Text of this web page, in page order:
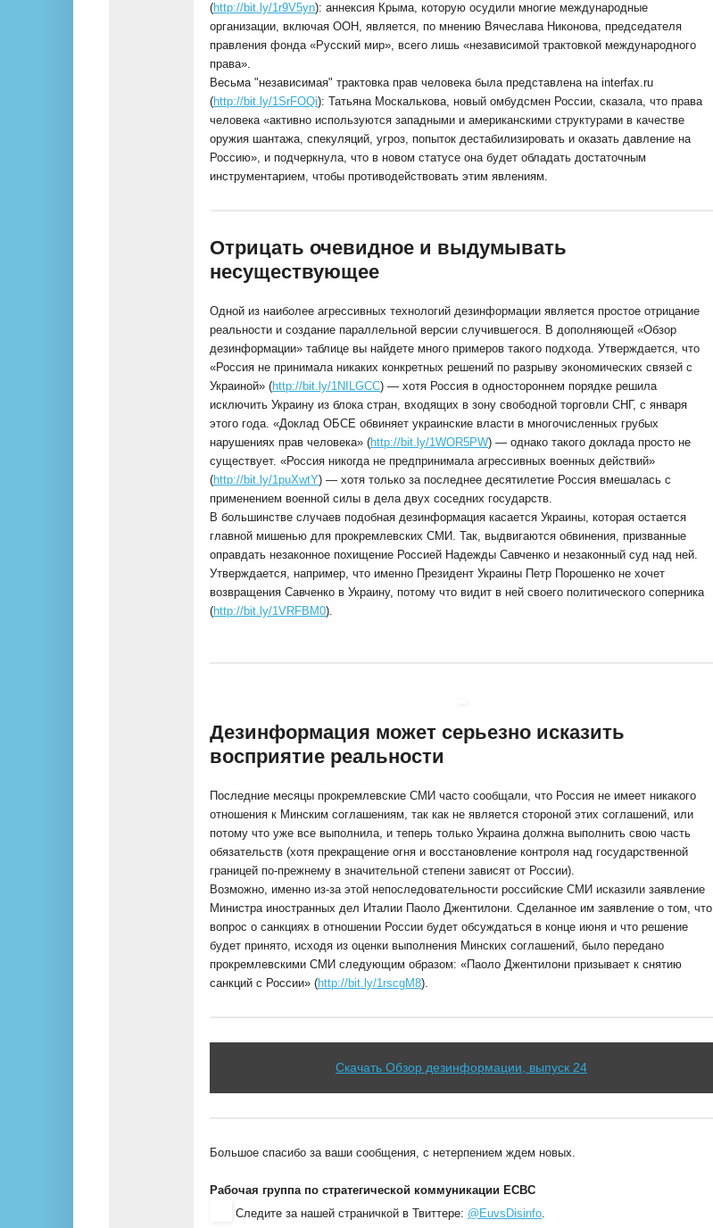
(http://bit.ly/1r9V5yn): аннексия Крыма, которую осудили многие международные
организации, включая ООН, является, по мнению Вячеслава Никонова, председателя
правления фонда «Русский мир», всего лишь «независимой трактовкой международного
права».
Весьма "независимая" трактовка прав человека была представлена на interfax.ru
(http://bit.ly/1SrFOQi): Татьяна Москалькова, новый омбудсмен России, сказала, что права
человека «активно используются западными и американскими структурами в качестве
оружия шантажа, спекуляций, угроз, попыток дестабилизировать и оказать давление на
Россию», и подчеркнула, что в новом статусе она будет обладать достаточным
инструментарием, чтобы противодействовать этим явлениям.
Отрицать очевидное и выдумывать
несуществующее
Одной из наиболее агрессивных технологий дезинформации является простое отрицание
реальности и создание параллельной версии случившегося. В дополняющей «Обзор
дезинформации» таблице вы найдете много примеров такого подхода. Утверждается, что
«Россия не принимала никаких конкретных решений по разрыву экономических связей с
Украиной» (http://bit.ly/1NILGCC) — хотя Россия в одностороннем порядке решила
исключить Украину из блока стран, входящих в зону свободной торговли СНГ, с января
этого года. «Доклад ОБСЕ обвиняет украинские власти в многочисленных грубых
нарушениях прав человека» (http://bit.ly/1WOR5PW) — однако такого доклада просто не
существует. «Россия никогда не предпринимала агрессивных военных действий»
(http://bit.ly/1puXwtY) — хотя только за последнее десятилетие Россия вмешалась с
применением военной силы в дела двух соседних государств.
В большинстве случаев подобная дезинформация касается Украины, которая остается
главной мишенью для прокремлевских СМИ. Так, выдвигаются обвинения, призванные
оправдать незаконное похищение Россией Надежды Савченко и незаконный суд над ней.
Утверждается, например, что именно Президент Украины Петр Порошенко не хочет
возвращения Савченко в Украину, потому что видит в ней своего политического соперника
(http://bit.ly/1VRFBM0).
Дезинформация может серьезно исказить
восприятие реальности
Последние месяцы прокремлевские СМИ часто сообщали, что Россия не имеет никакого
отношения к Минским соглашениям, так как не является стороной этих соглашений, или
потому что уже все выполнила, и теперь только Украина должна выполнить свою часть
обязательств (хотя прекращение огня и восстановление контроля над государственной
границей по-прежнему в значительной степени зависят от России).
Возможно, именно из-за этой непоследовательности российские СМИ исказили заявление
Министра иностранных дел Италии Паоло Джентилони. Сделанное им заявление о том, что
вопрос о санкциях в отношении России будет обсуждаться в конце июня и что решение
будет принято, исходя из оценки выполнения Минских соглашений, было передано
прокремлевскими СМИ следующим образом: «Паоло Джентилони призывает к снятию
санкций с России» (http://bit.ly/1rscgM8).
Скачать Обзор дезинформации, выпуск 24
Большое спасибо за ваши сообщения, с нетерпением ждем новых.
Рабочая группа по стратегической коммуникации ЕСВС
Следите за нашей страничкой в Твиттере: @EuvsDisinfo.